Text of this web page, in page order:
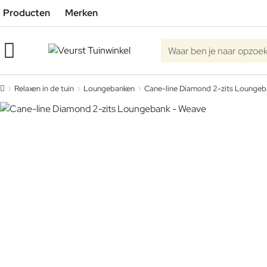
Producten Merken
Waar ben je naar
Relaxen in de tuin Loungebanken Cane-line Diamond 2-zits